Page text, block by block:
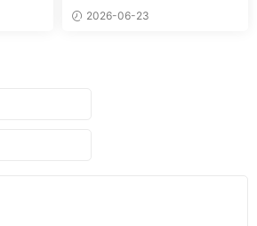
找清理工具
2026-06-23